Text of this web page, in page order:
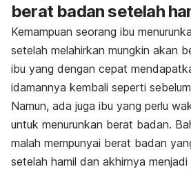
berat badan setelah
Kemampuan seorang ibu
setelah melahirkan mungkin akan
ibu yang dengan cepat
idamannya kembali seperti
Namun, ada juga ibu yang perlu
untuk menurunkan berat badan.
malah mempunyai berat badan
setelah hamil dan akhirnya menjadi